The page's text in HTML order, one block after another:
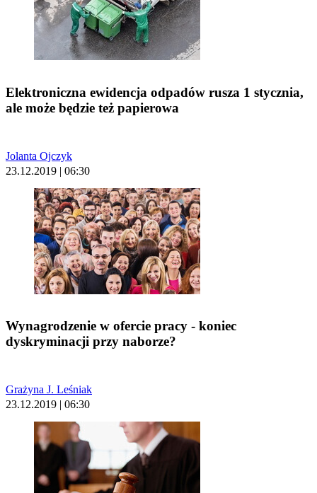
Elektroniczna ewidencja odpadów rusza 1 stycznia,
ale może będzie też papierowa
Jolanta Ojczyk
23.12.2019 | 06:30
Wynagrodzenie w ofercie pracy - koniec
dyskryminacji przy naborze?
Grażyna J. Leśniak
23.12.2019 | 06:30